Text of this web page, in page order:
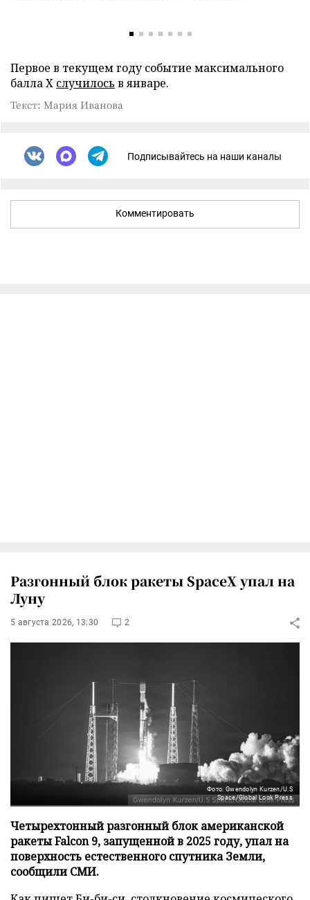
Первое в текущем году событие максимального
балла Х случилось в январе.
Текст: Мария Иванова
Подписывайтесь на наши каналы
Комментировать
Разгонный блок ракеты SpaceX упал на
Луну
5 августа 2026, 13:30 2
Фото: Gwendolyn Kurzen/U.S
Space/Global Look Press
Четырехтонный разгонный блок американской
ракеты Falcon 9, запущенной в 2025 году, упал на
поверхность естественного спутника Земли,
сообщили СМИ.